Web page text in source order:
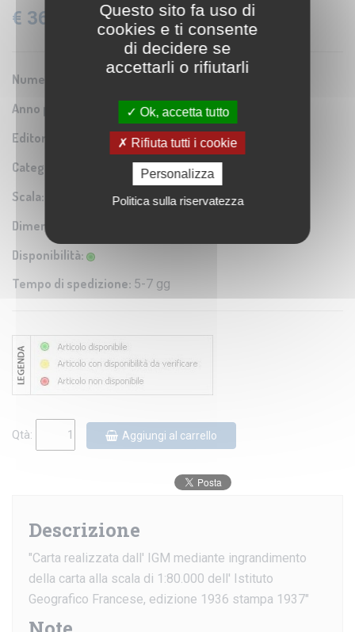
€ 36,60 IVA: 22% Inclusa
Numero Serie:
Anno pubblicazione: 1936
Editore/Produttore: Istituto Geografico Militare
Categoria: Riproduzione di carta antica
Scala:
Dimensioni:
Disponibilità:
Tempo di spedizione: 5-7 gg
Qtà: Aggiungi al carrello
Descrizione
"Carta realizzata dall' IGM mediante ingrandimento
della carta alla scala di 1:80.000 dell' Istituto
Geografico Francese, edizione 1936 stampa 1937"
Questo sito fa uso di
cookies e ti consente
di decidere se
accettarli o rifiutarli
Ok, accetta tutto
Rifiuta tutti i cookie
Personalizza
Politica sulla riservatezza